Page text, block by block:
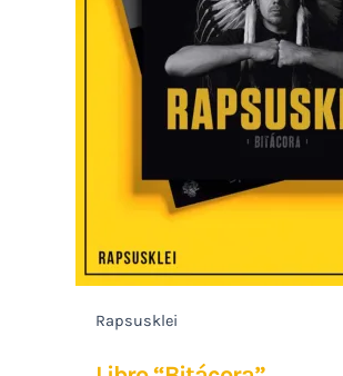
Rapsusklei